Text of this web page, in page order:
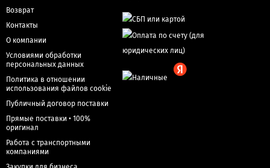
Возврат
Контакты
О компании
Условиями обработки
персональных данных
Политика в отношении
использования файлов cookie
Публичный договор поставки
Прямые поставки • 100%
оригинал
Работа с транспортными
компаниями